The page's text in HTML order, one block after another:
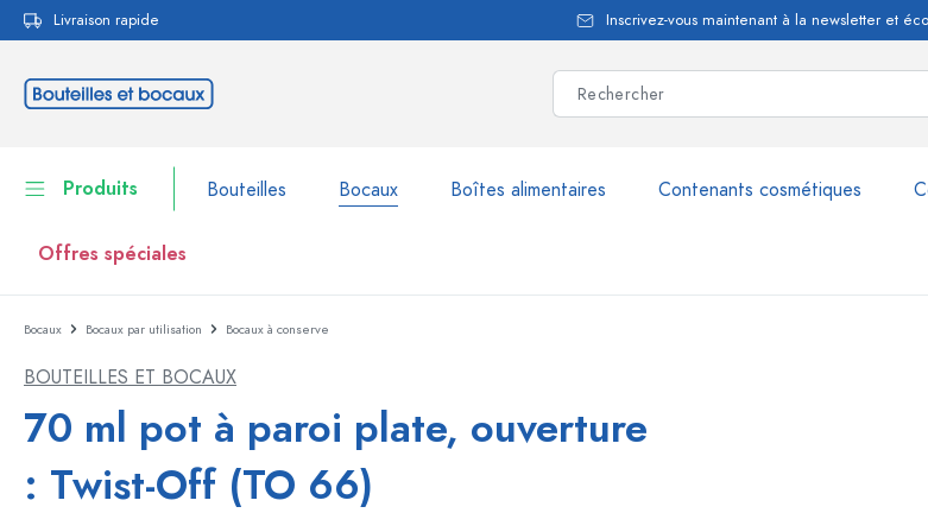
Passer à la navigation principale
Livraison rapide Inscrivez-vous maintenant à la newsletter et
Produits Bouteilles Bocaux Boîtes alimentaires Contenants cosmétiques
Offres spéciales
Bouteilles
Boîtes alimentaires
Vaisselle
Bouteilles par marque
Bouteilles WECK
Bouteilles Estal
Bouteilles par volume
Bocaux Bocaux par utilisation Bocaux à conserve
BOUTEILLES ET BOCAUX
70 ml pot à paroi plate, ouverture
: Twist-Off (TO 66)